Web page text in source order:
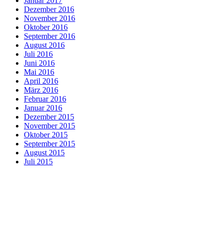
Dezember 2016
November 2016
Oktober 2016
September 2016
August 2016
Juli 2016
Juni 2016
Mai 2016
April 2016
März 2016
Februar 2016
Januar 2016
Dezember 2015
November 2015
Oktober 2015
September 2015
August 2015
Juli 2015